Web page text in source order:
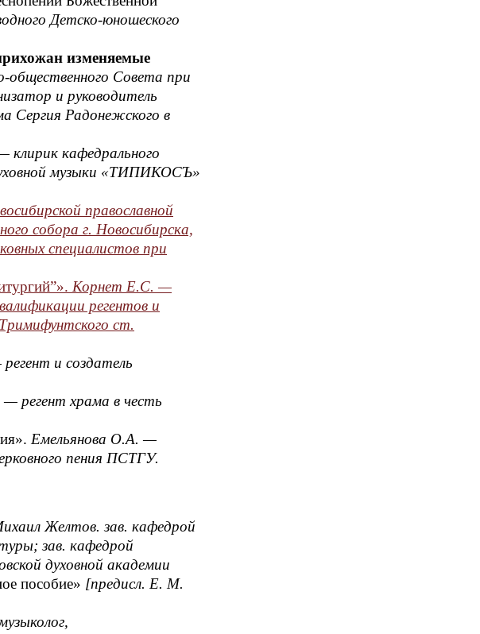
Детско-юношеского
изменяемые
общественного Совета при
и руководитель
Сергия Радонежского в
кафедрального
музыки «ТИПИКОСЪ»
православной
собора г. Новосибирска,
специалистов при
Корнет Е.С. —
регентов и
ст.
и создатель
регент храма в честь
Емельянова О.А. —
пения ПСТГУ.
Желтов. зав. кафедрой
зав. кафедрой
духовной академии
пособие» [предисл. Е. М.